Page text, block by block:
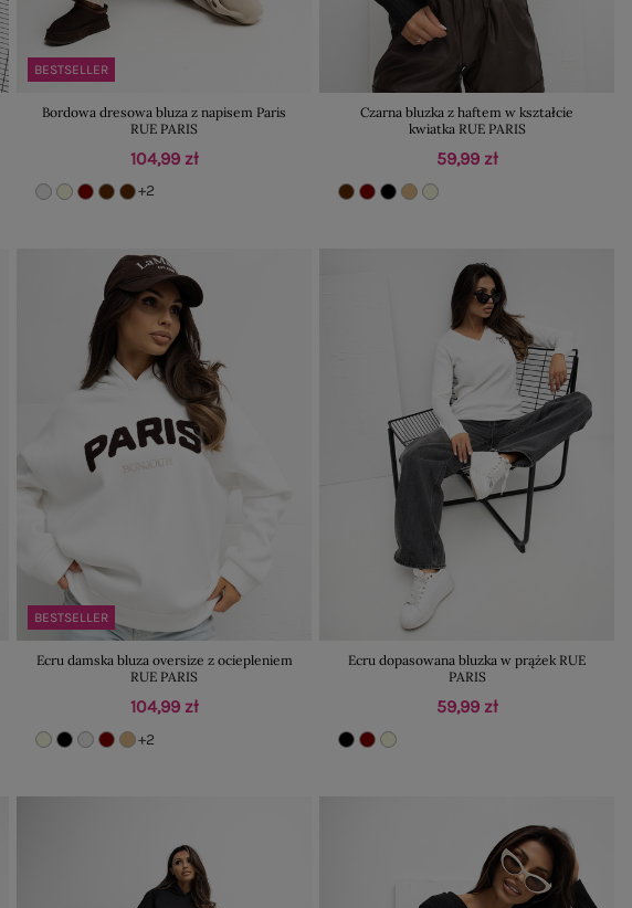
BESTSELLER
Bordowa dresowa bluza z napisem Paris
RUE PARIS
104,99 zł
+2
Czarna bluzka z haftem w kształcie
kwiatka RUE PARIS
59,99 zł
BESTSELLER
Ecru damska bluza oversize z ociepleniem
RUE PARIS
104,99 zł
+2
Ecru dopasowana bluzka w prążek RUE
PARIS
59,99 zł